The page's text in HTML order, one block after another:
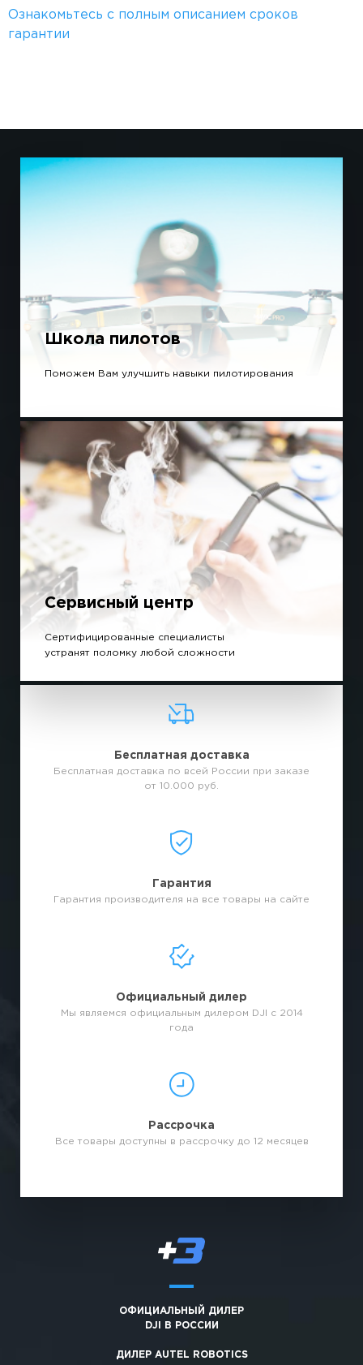
Ознакомьтесь с полным описанием сроков
гарантии
Школа пилотов
Поможем Вам улучшить навыки пилотирования
Сервисный центр
Сертифицированные специалисты
устранят поломку любой сложности
Бесплатная доставка
Бесплатная доставка по всей России при заказе
от 10.000 руб.
Гарантия
Гарантия производителя на все товары на сайте
Официальный дилер
Мы являемся официальным дилером DJI с 2014
года
Рассрочка
Все товары доступны в рассрочку до 12 месяцев
ОФИЦИАЛЬНЫЙ ДИЛЕР
DJI В РОССИИ
ДИЛЕР AUTEL ROBOTICS